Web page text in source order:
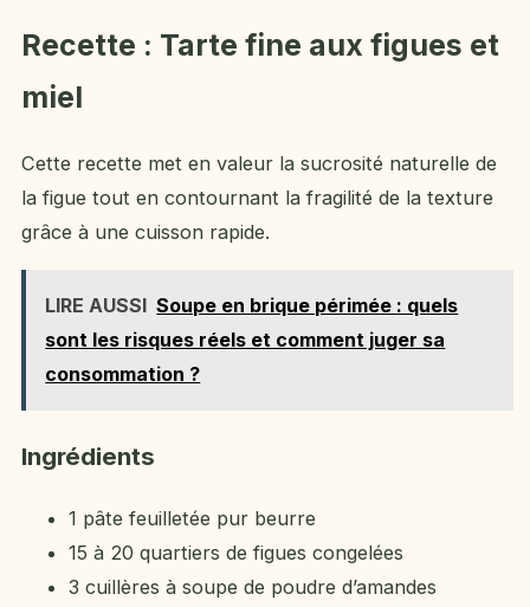
Recette : Tarte fine aux figues et
miel
Cette recette met en valeur la sucrosité naturelle de
la figue tout en contournant la fragilité de la texture
grâce à une cuisson rapide.
LIRE AUSSI Soupe en brique périmée : quels
sont les risques réels et comment juger sa
consommation ?
Ingrédients
1 pâte feuilletée pur beurre
15 à 20 quartiers de figues congelées
3 cuillères à soupe de poudre d’amandes